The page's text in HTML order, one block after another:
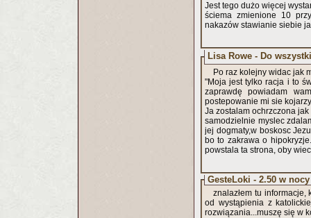
Jest tego dużo więcej
ściema zmienione 10
nakazów stawianie siebie
Lisa Rowe - Do
Po raz kolejny widac jak
"Moja jest tylko racja i to
zaprawdę powiadam
postepowanie mi sie
Ja zostalam ochrzczona
samodzielnie myslec
jej dogmaty,w boskosc
bo to zakrawa o
powstala ta strona, oby
GesteLoki - 2.50 w nocy
znalazłem tu informacje,
od wystąpienia z
rozwiązania...muszę się w